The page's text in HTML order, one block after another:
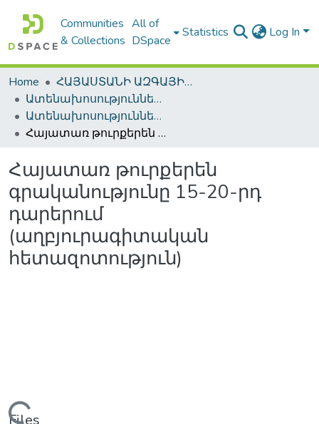
Communities
& Collections
All of
DSpace
Statistics Log In
Home
ՀԱՅԱՍՏԱՆԻ ԱԶԳԱՅԻՆ ԳՐԱԴԱՐԱՆԻ ԹՎԱՅԻՆ ՊԱՀՈՑ / DIGITAL REPOSITORY OF NLA
Ատենախոսություններ և սեղմագրեր / Theses & Abstracts
Ատենախոսություններ և սեղմագրեր / Theses & Abstracts
Հայատառ թուրքերեն գրականությունը 15-20-րդ դարերում (աղբյուրագիտական հետազոտություն)
Հայատառ թուրքերեն
գրականությունը 15-20-րդ
դարերում
(աղբյուրագիտական
հետազոտություն)
Files